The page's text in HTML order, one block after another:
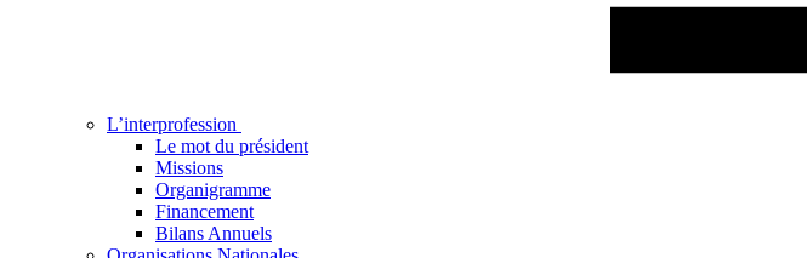
L’interprofession
Le mot du président
Missions
Organigramme
Financement
Bilans Annuels